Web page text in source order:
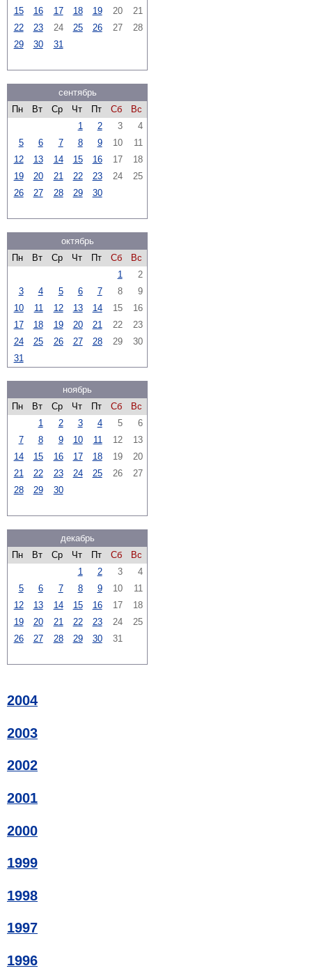
15
16 17 18 19 20
21
22
23 24 25 26 27
28
29
30 31
сентябрь
Пн
Вт Ср Чт Пт Сб
Вс
1
2 3
4
5
6 7 8 9 10
11
12
13 14 15 16 17
18
19
20 21 22 23 24
25
26
27 28 29 30
октябрь
Пн
Вт Ср Чт Пт Сб
Вс
1
2
3
4 5 6 7 8
9
10
11 12 13 14 15
16
17
18 19 20 21 22
23
24
25 26 27 28 29
30
31
ноябрь
Пн
Вт Ср Чт Пт Сб
Вс
1
2 3 4 5
6
7
8 9 10 11 12
13
14
15 16 17 18 19
20
21
22 23 24 25 26
27
28
29 30
декабрь
Пн
Вт Ср Чт Пт Сб
Вс
1
2 3
4
5
6 7 8 9 10
11
12
13 14 15 16 17
18
19
20 21 22 23 24
25
26
27 28 29 30 31
2004
2003
2002
2001
2000
1999
1998
1997
1996